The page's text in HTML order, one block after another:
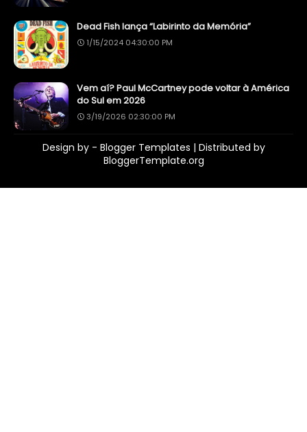
Dead Fish lança “Labirinto da Memória”
1/15/2024 04:30:00 PM
Vem aí? Paul McCartney pode voltar à América
do Sul em 2026
3/19/2026 02:30:00 PM
Design by - Blogger Templates | Distributed by
BloggerTemplate.org